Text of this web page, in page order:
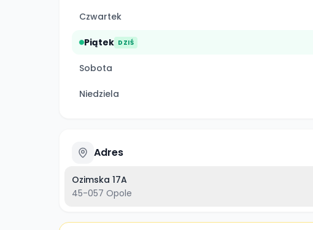
Czwartek
Piątek DZIŚ
Sobota
Niedziela
Adres
Ozimska 17A
45-057 Opole